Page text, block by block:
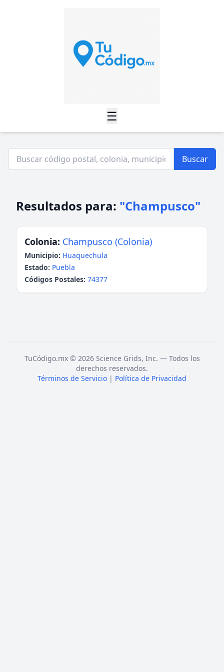
☰
Buscar
Resultados para: "Champusco"
Colonia: Champusco (Colonia)
Municipio: Huaquechula
Estado: Puebla
Códigos Postales: 74377
TuCódigo.mx © 2026 Science Grids, Inc. — Todos los
derechos reservados.
Términos de Servicio | Política de Privacidad